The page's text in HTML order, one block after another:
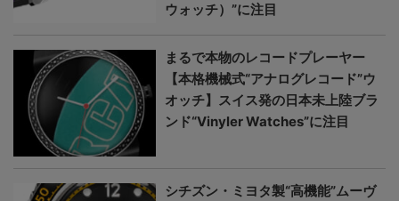
ウォッチ）”に注目
まるで本物のレコードプレーヤー
【本格機械式“アナログレコード”ウ
オッチ】スイス発の日本未上陸ブラ
ンド“Vinyler Watches”に注目
シチズン・ミヨタ製“高機能”ムーヴ